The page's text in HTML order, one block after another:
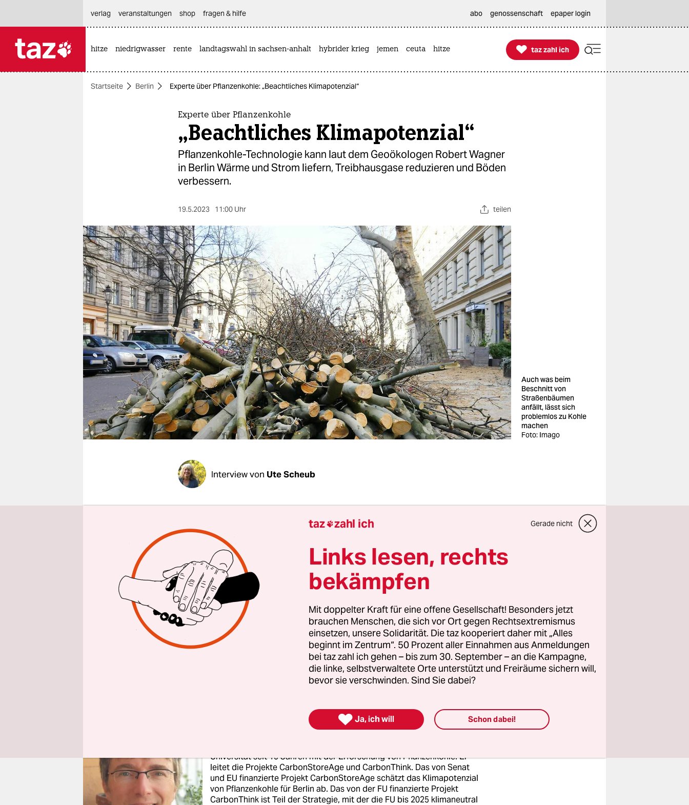
themen
berlin
nord
wahrheit
verlag
verlag
veranstaltungen
shop
fragen & hilfe
unterstützen
abo
genossenschaft
verlag
veranstaltungen shop fragen & hilfe abo genossenschaft epaper login
hitze niedrigwasser rente landtagswahl in sachsen-anhalt hybrider krieg jemen ceuta hitze 
taz zahl ich
taz zahl ich
Startseite Berlin Experte über Pflanzenkohle: „Beachtliches Klimapotenzial“
Experte über Pflanzenkohle
„Beachtliches Klimapotenzial“
Pflanzenkohle-Technologie kann laut dem Geoökologen Robert Wagner
in Berlin Wärme und Strom liefern, Treibhausgase reduzieren und Böden
verbessern.
19.5.2023 11:00 Uhr teilen
Auch was beim
Beschnitt von
Straßenbäumen
anfällt, lässt sich
problemlos zu Kohle
machen
Foto: Imago
Interview von Ute Scheub
taz: Herr Wagner, Sie forschen zur Herstellung und zum
Klimapotenzial von Pflanzenkohlein Berlin. Was sind Ihre
Ergebnisse?
Robert Wagner:Berlin hat riesige Mengen Biomasse, die man
karbonisieren könnte, um daraus Wärme, Strom und Pflanzenkohle zu
gewinnen: Baum- und Strauchschnitt sowie Laub aus der
Grünanlagenpflege und Verkehrssicherung, Weihnachtsbäume,
Tiermist und Einstreumaterialien aus den zoologischen Einrichtungen
und Tierkliniken. Davon könnten jährlich mindestens rund 40.000
Tonnen in sechs bis acht dezentralen Pyrolyse-Anlagen karbonisiert
Im Interview: Robert Wagner
Universität seit 15 Jahren mit der Erforschung von Pflanzenkohle. Er
leitet die Projekte CarbonStoreAge und CarbonThink. Das von Senat
und EU finanzierte Projekt CarbonStoreAge schätzt das Klimapotenzial
von Pflanzenkohle für Berlin ab. Das von der FU finanzierte Projekt
CarbonThink ist Teil der Strategie, mit der die FU bis 2025 klimaneutral
taz zahl ich Gerade nicht
Links lesen, rechts
bekämpfen
Mit doppelter Kraft für eine offene Gesellschaft! Besonders jetzt
brauchen Menschen, die sich vor Ort gegen Rechtsextremismus
einsetzen, unsere Solidarität. Die taz kooperiert daher mit „Alles
beginnt im Zentrum“. 50 Prozent aller Einnahmen aus Anmeldungen
bei taz zahl ich gehen – bis zum 30. September – an die Kampagne,
die linke, selbstverwaltete Orte unterstützt und Freiräume sichern will,
bevor sie verschwinden. Sind Sie dabei?
 Ja, ich will Schon dabei!